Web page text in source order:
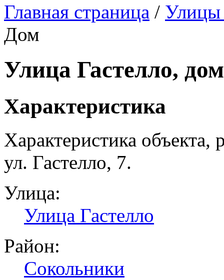
Главная страница /
Дом
Улица Гастелло,
Характеристика
Характеристика объекта,
ул. Гастелло, 7.
Улица:
Улица Гастелло
Район:
Сокольники